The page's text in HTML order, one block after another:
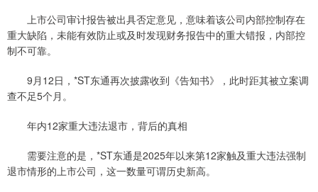
上市公司审计报告被出具否定意见，意味着该公司内部控制存在
重大缺陷，未能有效防止或及时发现财务报告中的重大错报，内部控
制不可靠。
9月12日，*ST东通再次披露收到《告知书》，此时距其被立案调
查不足5个月。
年内12家重大违法退市，背后的真相
需要注意的是，*ST东通是2025年以来第12家触及重大违法强制
退市情形的上市公司，这一数量可谓历史新高。